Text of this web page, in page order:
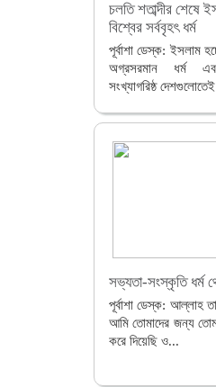
চলতি শতাব্দীর শেষে
বিশ্বের সর্ববৃহৎ ধর্ম
পূর্বাশা ডেস্ক: ইসলাম
অগ্রসরমান ধর্ম
সংখ্যাগরিষ্ঠ
সভ্যতা-সংস্কৃতি ধর্ম
পূর্বাশা ডেস্ক: আল্লাহ
আমি তোমাদের জন্য
করে দিয়েছি ও...